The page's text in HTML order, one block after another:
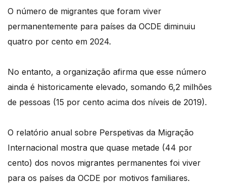
O número de migrantes que foram viver
permanentemente para países da OCDE diminuiu
quatro por cento em 2024.
No entanto, a organização afirma que esse número
ainda é historicamente elevado, somando 6,2 milhões
de pessoas (15 por cento acima dos níveis de 2019).
O relatório anual sobre Perspetivas da Migração
Internacional mostra que quase metade (44 por
cento) dos novos migrantes permanentes foi viver
para os países da OCDE por motivos familiares.